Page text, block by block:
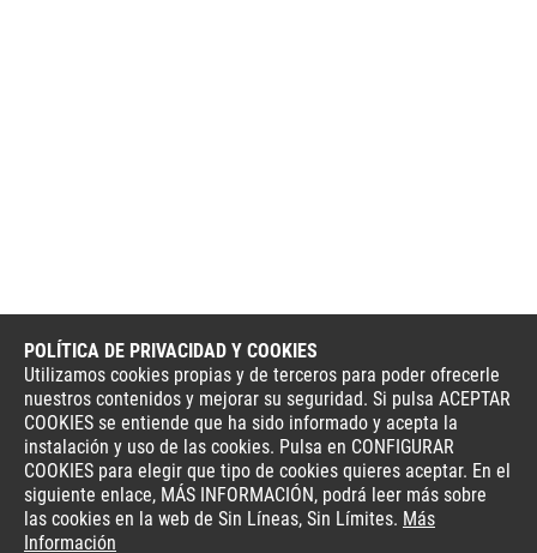
POLÍTICA DE PRIVACIDAD Y COOKIES
Utilizamos cookies propias y de terceros para poder ofrecerle
nuestros contenidos y mejorar su seguridad. Si pulsa ACEPTAR
COOKIES se entiende que ha sido informado y acepta la
instalación y uso de las cookies. Pulsa en CONFIGURAR
COOKIES para elegir que tipo de cookies quieres aceptar. En el
siguiente enlace, MÁS INFORMACIÓN, podrá leer más sobre
las cookies en la web de Sin Líneas, Sin Límites. Más
Información